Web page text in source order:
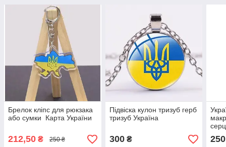
Брелок кліпс для рюкзака
або сумки Карта України
212,50 ₴ 250 ₴
Підвіска кулон тризуб герб
тризуб Україна ​​​​​​​
300₴ 250